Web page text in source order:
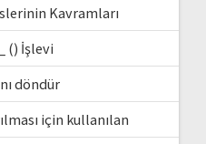
Kavramları
() İşlevi
döndür
için kullanılan